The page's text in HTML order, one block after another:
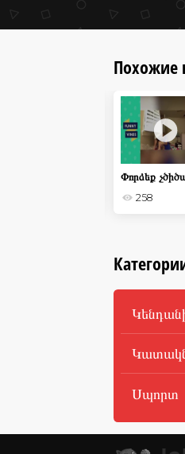
Похожие
Փորձեք
258
Սպորտ